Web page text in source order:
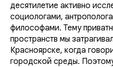
десятилетие активно
социологами,
философами. Тему
пространств мы
Красноярске, когда
городской среды.